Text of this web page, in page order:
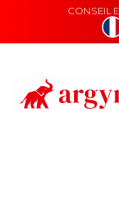
CONSEIL
Main